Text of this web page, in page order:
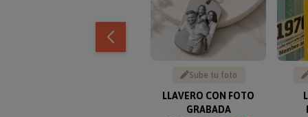
Sube tu foto
LLAVERO CON FOTO
GRABADA